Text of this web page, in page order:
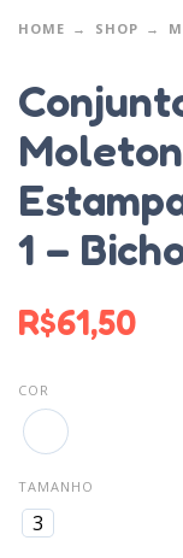
HOME SHOP
1 –
R$61,50
COR
TAMANHO
3